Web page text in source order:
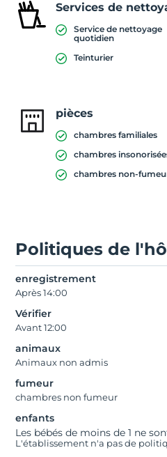
Services de
Service de nettoyage
quotidien
Teinturier
pièces
chambres familiales
chambres
chambres non-
Politiques de
enregistrement
Après 14:00
Vérifier
Avant 12:00
animaux
Animaux non admis
fumeur
chambres non fumeur
enfants
Les bébés de moins de 1 ne
L'établissement n'a pas de